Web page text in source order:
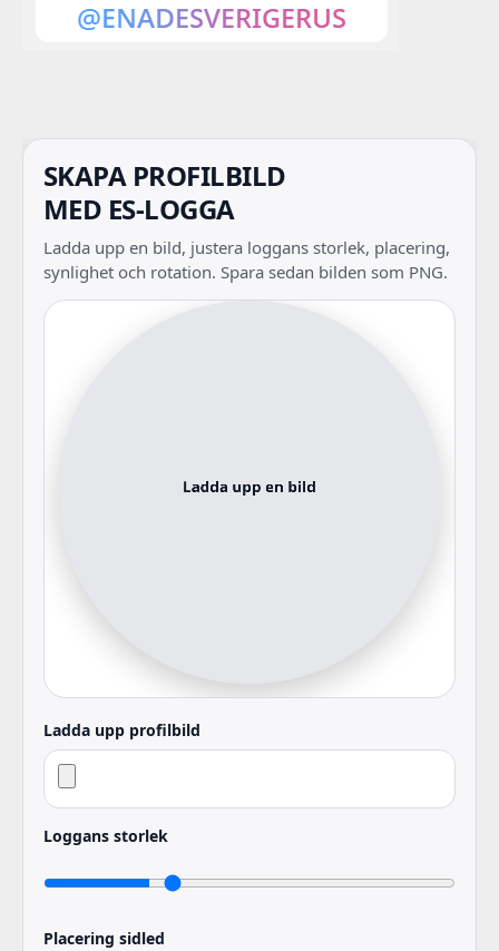
SKAPA PROFILBILD
MED ES-LOGGA
Ladda upp en bild, justera loggans storlek, placering,
synlighet och rotation. Spara sedan bilden som PNG.
Ladda upp profilbild
Loggans storlek
Placering sidled